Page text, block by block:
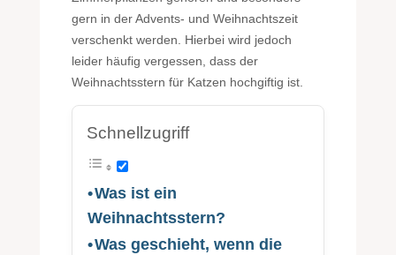
gern in der Advents- und Weihnachtszeit
verschenkt werden. Hierbei wird jedoch
leider häufig vergessen, dass der
Weihnachtsstern für Katzen hochgiftig ist.
Schnellzugriff
Was ist ein
Weihnachtsstern?
Was geschieht, wenn die